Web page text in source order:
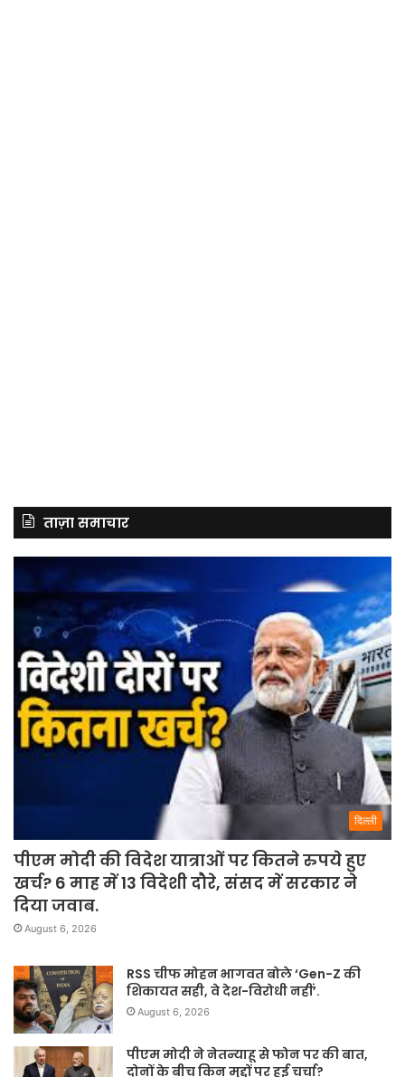
ताज़ा समाचार
दिल्ली
पीएम मोदी की विदेश यात्राओं पर कितने रुपये हुए
खर्च? 6 माह में 13 विदेशी दौरे, संसद में सरकार ने
दिया जवाब.
August 6, 2026
RSS चीफ मोहन भागवत बोले ‘Gen-Z की
शिकायत सही, वे देश-विरोधी नहीं’.
August 6, 2026
पीएम मोदी ने नेतन्याहू से फोन पर की बात,
दोनों के बीच किन मुद्दों पर हुई चर्चा?